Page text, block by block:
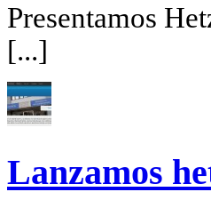
Presentamos
[...]
Lanzamos